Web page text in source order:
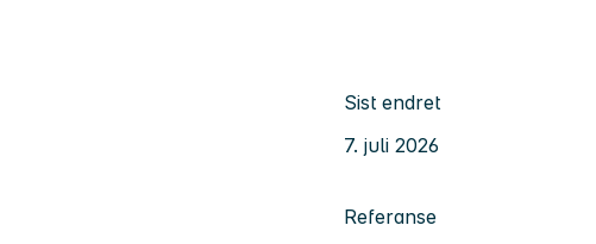
Sist endret
7. juli 2026
Referanse